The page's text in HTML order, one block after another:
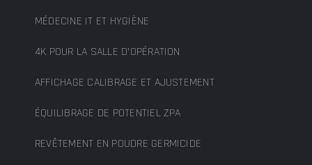
MÉDECINE IT ET HYGIÈNE
4K POUR LA SALLE D’OPÉRATION
AFFICHAGE CALIBRAGE ET AJUSTEMENT
ÉQUILIBRAGE DE POTENTIEL ZPA
REVÊTEMENT EN POUDRE GERMICIDE